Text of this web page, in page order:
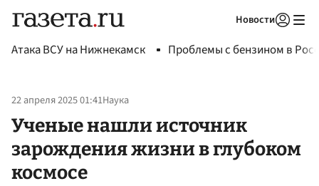
Новости
Атака ВСУ на Нижнекамск Проблемы с бензином в
22 апреля 2025 01:41Наука
Ученые нашли источник
зарождения жизни в глубоком
космосе